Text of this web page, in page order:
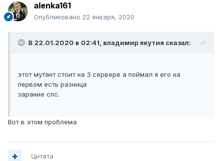
alenka161
Опубликовано 22 января, 2020
В 22.01.2020 в 02:41, владимир якутия сказал:
этот мутант стоит на 3 сервере а поймал я его на
первом есть разница
зарание спс.
Вот в этом проблема
Цитата